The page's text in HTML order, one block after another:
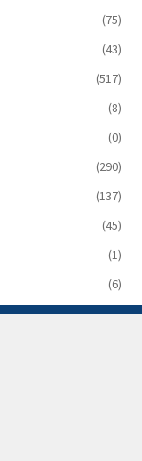
(75)
(43)
(517)
(8)
(0)
(290)
(137)
(45)
(1)
(6)